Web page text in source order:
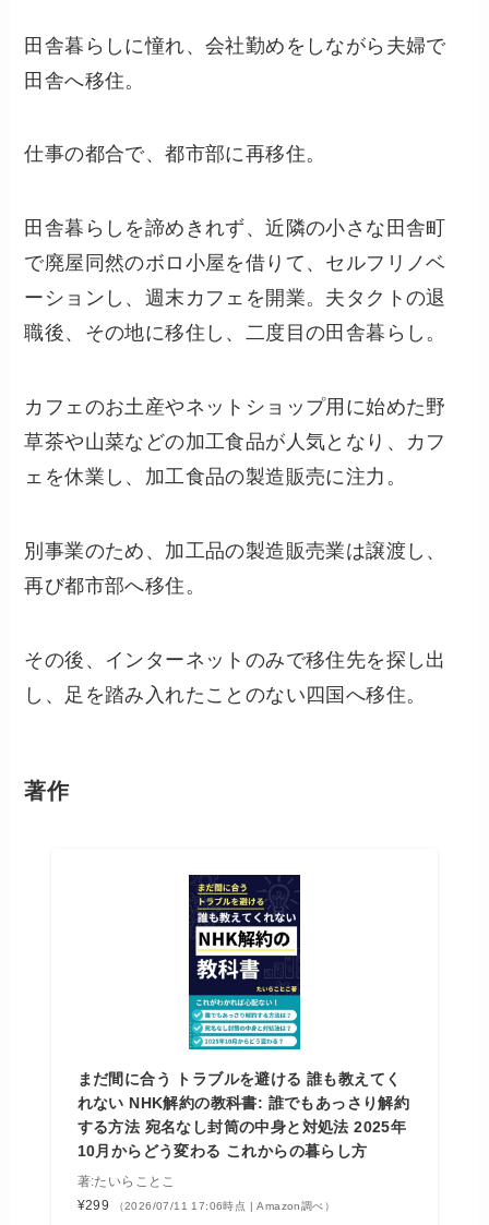
田舎暮らしに憧れ、会社勤めをしながら夫婦で
田舎へ移住。
仕事の都合で、都市部に再移住。
田舎暮らしを諦めきれず、近隣の小さな田舎町
で廃屋同然のボロ小屋を借りて、セルフリノベ
ーションし、週末カフェを開業。夫タクトの退
職後、その地に移住し、二度目の田舎暮らし。
カフェのお土産やネットショップ用に始めた野
草茶や山菜などの加工食品が人気となり、カフ
ェを休業し、加工食品の製造販売に注力。
別事業のため、加工品の製造販売業は譲渡し、
再び都市部へ移住。
その後、インターネットのみで移住先を探し出
し、足を踏み入れたことのない四国へ移住。
著作
まだ間に合う トラブルを避ける 誰も教えてく
れない NHK解約の教科書: 誰でもあっさり解約
する方法 宛名なし封筒の中身と対処法 2025年
10月からどう変わる これからの暮らし方
著:たいらことこ
¥299
（2026/07/11 17:06時点 | Amazon調べ）